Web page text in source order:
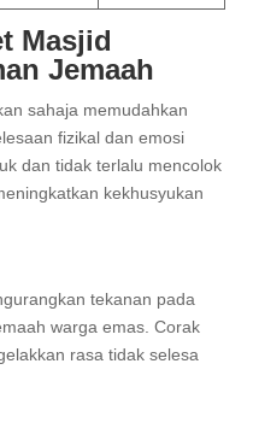
Masjid
Jemaah
sahaja memudahkan
fizikal dan emosi
dan tidak terlalu mencolok
kekhusyukan
tekanan pada
warga emas. Corak
rasa tidak selesa